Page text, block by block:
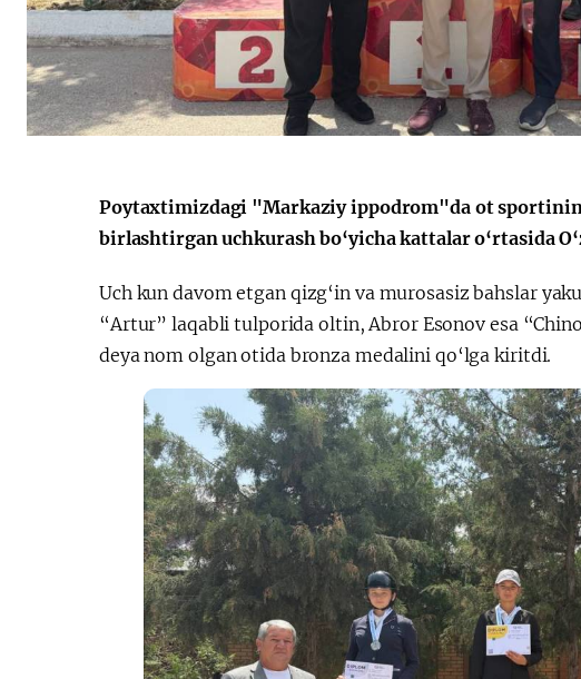
Поездки
Президента
Поручение
Президента – в
действии
Poytaxtimizdagi "Markaziy ippodrom"da ot
birlashtirgan uchkurash bo‘yicha kattalar o‘rtasida
Uch kun davom etgan qizg‘in va murosasiz bahslar
“Artur” laqabli tulporida oltin, Abror Esonov esa
deya nom olgan otida bronza medalini qo‘lga kiritdi.